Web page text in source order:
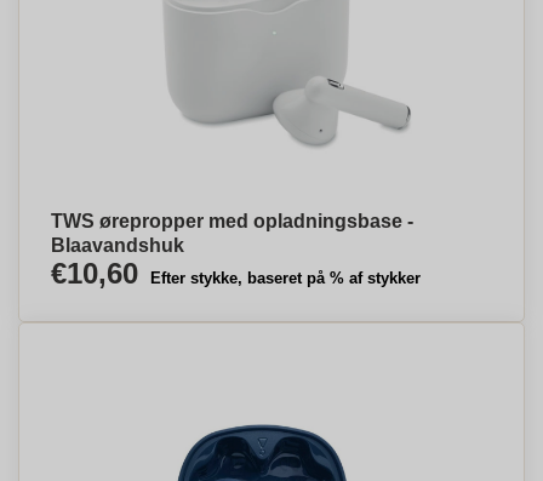
TWS ørepropper med opladningsbase -
Blaavandshuk
€10,60 Efter stykke, baseret på % af stykker